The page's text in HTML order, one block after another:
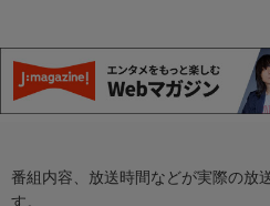
番組内容、放送時間などが実際の放
す。